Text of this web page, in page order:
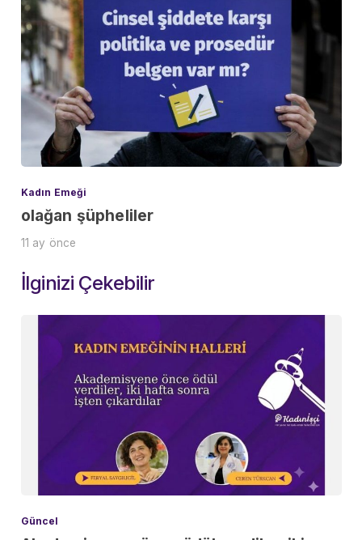
Kadın Emeği
olağan şüpheliler
11 ay önce
İlginizi Çekebilir
Güncel